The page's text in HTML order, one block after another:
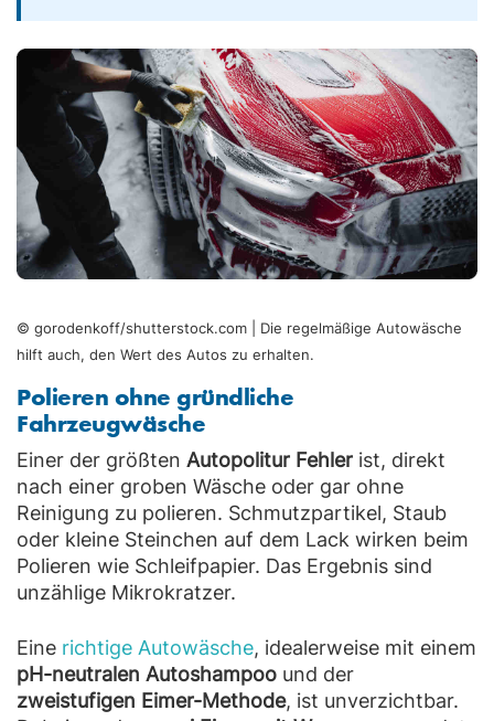
© gorodenkoff/shutterstock.com | Die regelmäßige Autowäsche
hilft auch, den Wert des Autos zu erhalten.
Polieren ohne gründliche
Fahrzeugwäsche
Einer der größten Autopolitur Fehler ist, direkt
nach einer groben Wäsche oder gar ohne
Reinigung zu polieren. Schmutzpartikel, Staub
oder kleine Steinchen auf dem Lack wirken beim
Polieren wie Schleifpapier. Das Ergebnis sind
unzählige Mikrokratzer.
Eine richtige Autowäsche, idealerweise mit einem
pH-neutralen Autoshampoo und der
zweistufigen Eimer-Methode, ist unverzichtbar.